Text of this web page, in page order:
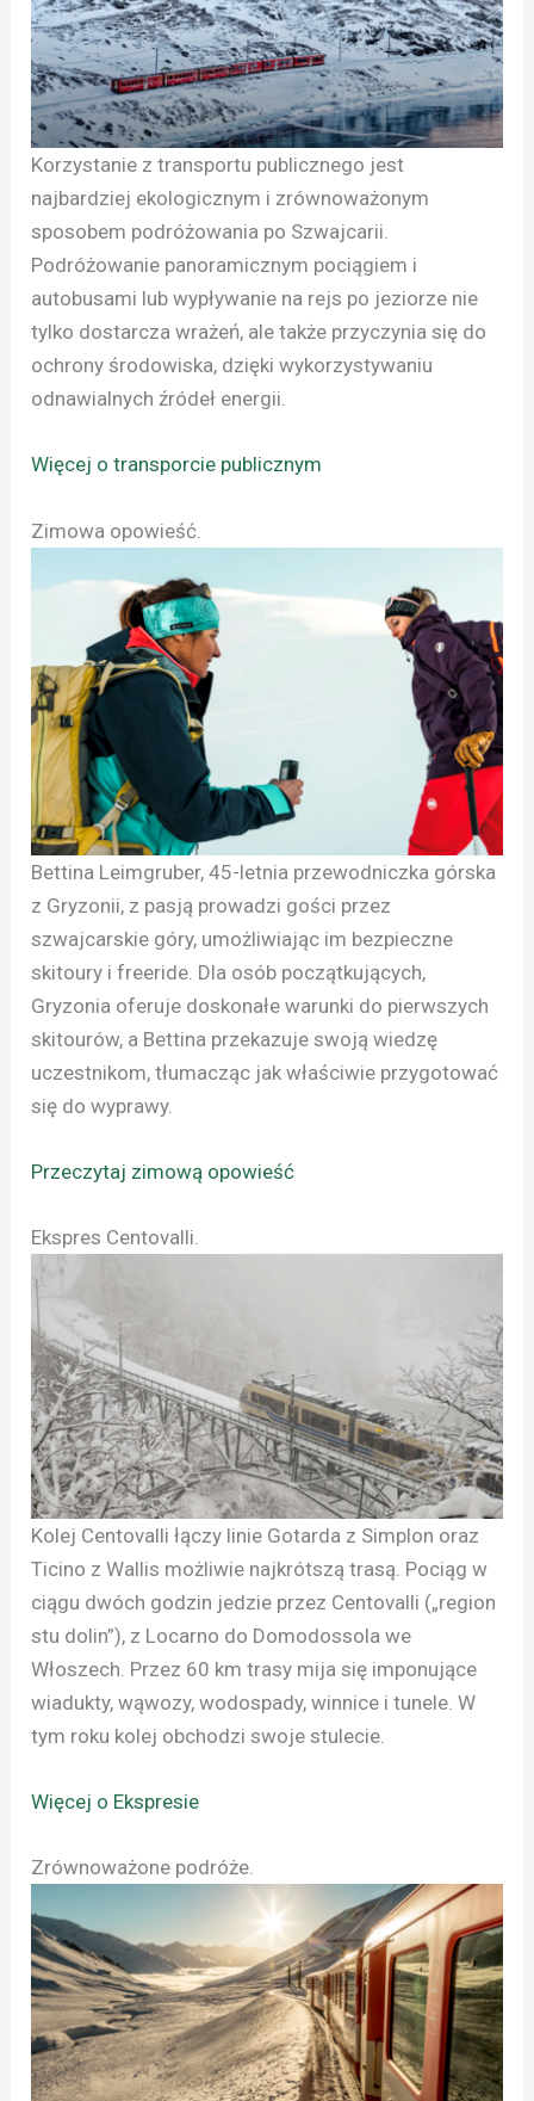
Korzystanie z transportu publicznego jest
najbardziej ekologicznym i zrównoważonym
sposobem podróżowania po Szwajcarii.
Podróżowanie panoramicznym pociągiem i
autobusami lub wypływanie na rejs po jeziorze nie
tylko dostarcza wrażeń, ale także przyczynia się do
ochrony środowiska, dzięki wykorzystywaniu
odnawialnych źródeł energii.
Więcej o transporcie publicznym
Zimowa opowieść.
Bettina Leimgruber, 45-letnia przewodniczka górska
z Gryzonii, z pasją prowadzi gości przez
szwajcarskie góry, umożliwiając im bezpieczne
skitoury i freeride. Dla osób początkujących,
Gryzonia oferuje doskonałe warunki do pierwszych
skitourów, a Bettina przekazuje swoją wiedzę
uczestnikom, tłumacząc jak właściwie przygotować
się do wyprawy.
Przeczytaj zimową opowieść
Ekspres Centovalli.
Kolej Centovalli łączy linie Gotarda z Simplon oraz
Ticino z Wallis możliwie najkrótszą trasą. Pociąg w
ciągu dwóch godzin jedzie przez Centovalli („region
stu dolin”), z Locarno do Domodossola we
Włoszech. Przez 60 km trasy mija się imponujące
wiadukty, wąwozy, wodospady, winnice i tunele. W
tym roku kolej obchodzi swoje stulecie.
Więcej o Ekspresie
Zrównoważone podróże.